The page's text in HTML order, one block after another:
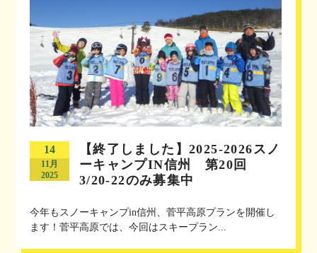
14
11月
2025
【終了しました】2025-2026スノ
ーキャンプIN信州 第20回
3/20-22のみ募集中
今年もスノーキャンプin信州、菅平高原プランを開催し
ます！菅平高原では、今回はスキープラン...